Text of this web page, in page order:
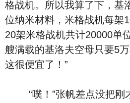
格战机。所以我算了下，基
位纳米材料，米格战机每架
20架米格战机共计20000单
艘满载的基洛夫空母只要5
这很便宜了！”
“噗！”张帆差点没把刚